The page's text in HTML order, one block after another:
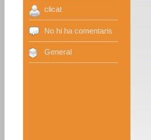
clicat
No hi ha comentaris
General